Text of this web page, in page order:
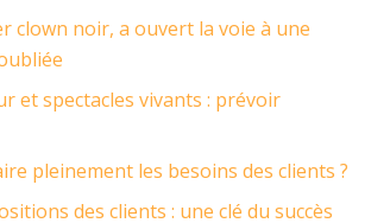
clown noir, a ouvert la voie à une
et spectacles vivants : prévoir
pleinement les besoins des clients ?
des clients : une clé du succès